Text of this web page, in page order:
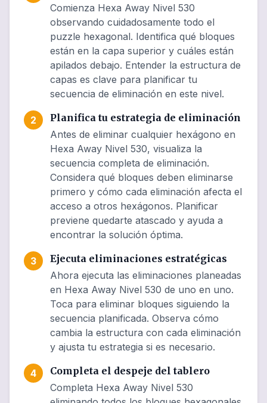
Comienza Hexa Away Nivel 530
observando cuidadosamente todo el
puzzle hexagonal. Identifica qué bloques
están en la capa superior y cuáles están
apilados debajo. Entender la estructura de
capas es clave para planificar tu
secuencia de eliminación en este nivel.
2
Planifica tu estrategia de eliminación
Antes de eliminar cualquier hexágono en
Hexa Away Nivel 530, visualiza la
secuencia completa de eliminación.
Considera qué bloques deben eliminarse
primero y cómo cada eliminación afecta el
acceso a otros hexágonos. Planificar
previene quedarte atascado y ayuda a
encontrar la solución óptima.
3
Ejecuta eliminaciones estratégicas
Ahora ejecuta las eliminaciones planeadas
en Hexa Away Nivel 530 de uno en uno.
Toca para eliminar bloques siguiendo la
secuencia planificada. Observa cómo
cambia la estructura con cada eliminación
y ajusta tu estrategia si es necesario.
4
Completa el despeje del tablero
Completa Hexa Away Nivel 530